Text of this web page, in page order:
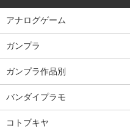
アナログゲーム
ガンプラ
ガンプラ作品別
バンダイプラモ
コトブキヤ